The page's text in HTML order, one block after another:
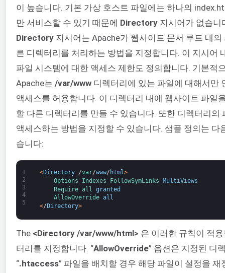
이 높습니다. 기본 가상 호스트 파일에는 하나의
만 서비스할 수 있기 때문에 Directory 지시어가 없습니
Directory 지시어는 Apache가 웹사이트 문서 루트 내의
른 디렉터리를 처리하는 방법을 지정합니다. 이 지시어
파일 시스템에 대한 액세스 제한도 정의합니다. 기본적
Apache는 /var/www 디렉터리에 있는 파일에 대해서만
액세스를 허용합니다. 이 디렉터리 내에 웹사이트 파일
할 다른 디렉터리를 만들 수 있습니다. 또한 디렉터리의
액세스하는 방법을 지정할 수 있습니다. 샘플 정의는 다
습니다:
1
2
3
4
5
<Directory /var/www/ html>
Options
Indexes FollowSymLinks MultiViews
Require all granted
AllowOverride all
</ Directory>
The <Directory /var/www/html> 은 이러한 규칙이 적
터리를 지정합니다. “AllowOverride” 옵션은 지정된 디
“.htaccess” 파일을 배치할 경우 해당 파일이 설정을 재